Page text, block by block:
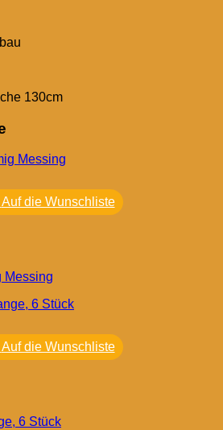
130cm
Auf die Wunschliste
Messing
Auf die Wunschliste
6 Stück